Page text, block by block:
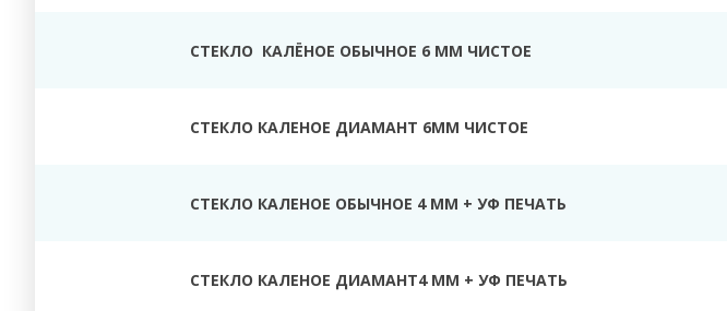
СТЕКЛО КАЛЁНОЕ ОБЫЧНОЕ 6 ММ ЧИСТОЕ
СТЕКЛО КАЛЕНОЕ ДИАМАНТ 6ММ ЧИСТОЕ
СТЕКЛО КАЛЕНОЕ ОБЫЧНОЕ 4 ММ + УФ ПЕЧАТЬ
СТЕКЛО КАЛЕНОЕ ДИАМАНТ4 ММ + УФ ПЕЧАТЬ